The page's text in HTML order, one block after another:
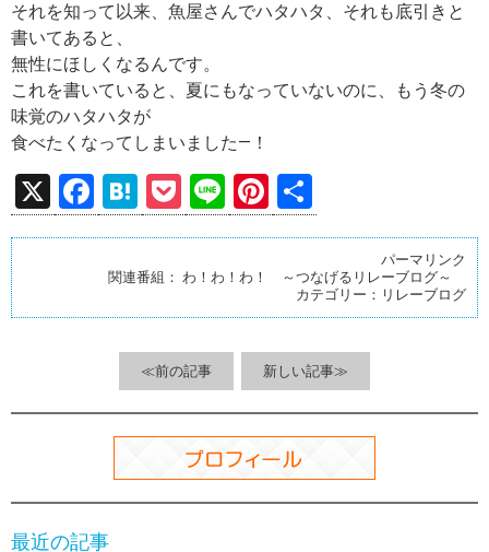
それを知って以来、魚屋さんでハタハタ、それも底引きと
書いてあると、
無性にほしくなるんです。
これを書いていると、夏にもなっていないのに、もう冬の
味覚のハタハタが
食べたくなってしまいました―！
X
F
a
ce
b
o
k
H
at
e
n
a
P
o
ck
et
Li
n
e
Pi
nt
es
t
有
パーマリンク
関連番組： わ！わ！わ！ ～つなげるリレーブログ～
カテゴリー： リレーブログ
≪前の記事 新しい記事≫
最近の記事